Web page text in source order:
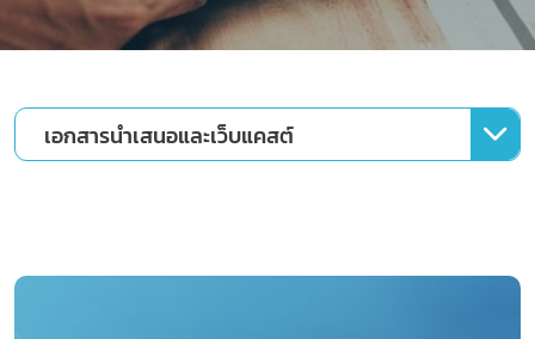
เอกสารนำเสนอและเว็บแคสต์